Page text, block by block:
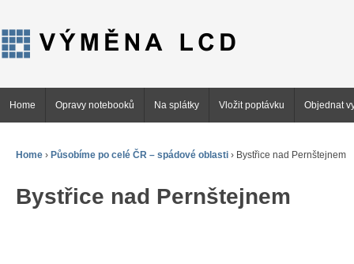
Home Opravy notebooků Na splátky Vložit poptávku Objednat
Home › Působíme po celé ČR – spádové oblasti › Bystřice nad Pernštejnem
Bystřice nad Pernštejnem